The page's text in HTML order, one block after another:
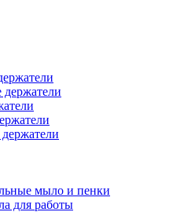
мыло и пенки
для работы